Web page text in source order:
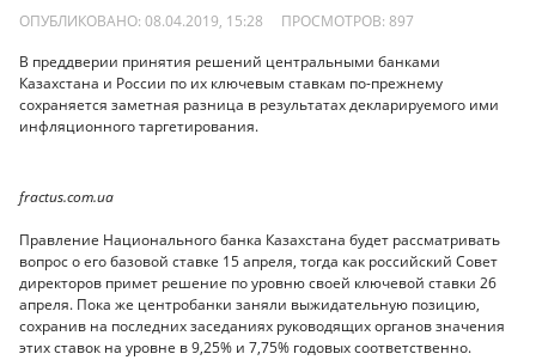
ОПУБЛИКОВАНО: 08.04.2019, 15:28 ПРОСМОТРОВ: 897
В преддверии принятия решений центральными банками
Казахстана и России по их ключевым ставкам по-прежнему
сохраняется заметная разница в результатах декларируемого ими
инфляционного таргетирования.
fractus.com.ua
Правление Национального банка Казахстана будет рассматривать
вопрос о его базовой ставке 15 апреля, тогда как российский Совет
директоров примет решение по уровню своей ключевой ставки 26
апреля. Пока же центробанки заняли выжидательную позицию,
сохранив на последних заседаниях руководящих органов значения
этих ставок на уровне в 9,25% и 7,75% годовых соответственно.